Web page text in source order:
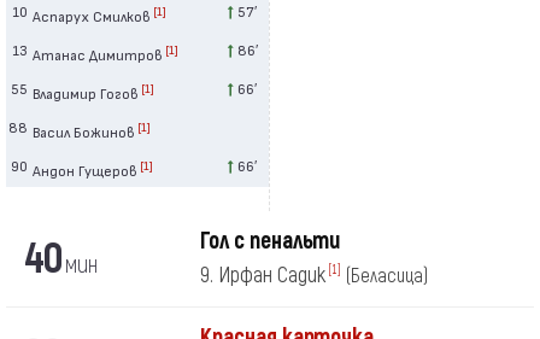
10 Аспарух Смилков [1] 57′
13 Атанас Димитров [1] 86′
55 Владимир Гогов [1] 66′
88 Васил Божинов [1]
90 Андон Гущеров [1] 66′
40мин
Гол с пенальти
9. Ирфан Садик [1] (Беласица)